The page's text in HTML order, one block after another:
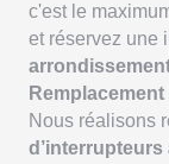
c'est le
et réservez une
Nous réalisons
d’interrupteurs